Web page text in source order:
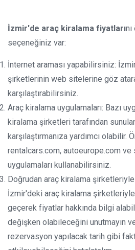
İzmir'de araç kiralama fiyatları
seçeneğiniz var:
İnternet araması yapabilirsiniz:
şirketlerinin web sitelerine göz
karşılaştırabilirsiniz.
Araç kiralama uygulamaları: Bazı
kiralama şirketleri tarafından
karşılaştırmanıza yardımcı olabilir.
rentalcars.com, autoeurope.com ve
uygulamaları kullanabilirsiniz.
Doğrudan araç kiralama
İzmir'deki araç kiralama
geçerek fiyatlar hakkında bilgi
değişken olabileceğini unutmayın
rezervasyon yapılacak tarih gibi